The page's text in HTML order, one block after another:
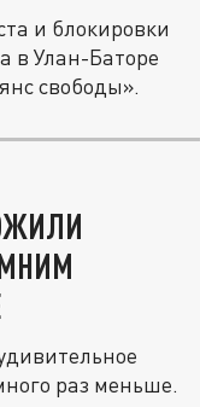
и блокировки
в Улан-Баторе
свободы».
раз меньше.